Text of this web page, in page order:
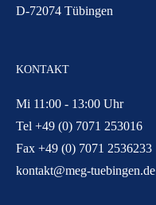
D-72074 Tübingen
KONTAKT
Mi 11:00 - 13:00 Uhr
Tel +49 (0) 7071 253016
Fax +49 (0) 7071 2536233
kontakt@meg-tuebingen.de